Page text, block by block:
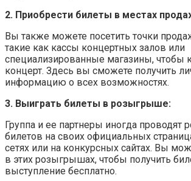
2. Приобрести билеты в местах
Вы также можете посетить точки
такие как кассы концертных залов или
специализированные магазины, чтобы
концерт. Здесь вы сможете получить
информацию о всех возможностях.
3. Выиграть билеты в розыгрыше:
Группа и ее партнеры иногда проводят
билетов на своих официальных
сетях или на конкурсных сайтах. Вы
в этих розыгрышах, чтобы получить
выступление бесплатно.